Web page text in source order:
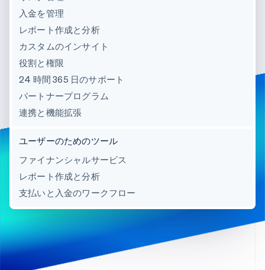
入金を管理
レポート作成と分析
カスタムのインサイト
役割と権限
24 時間 365 日のサポート
パートナープログラム
連携と機能拡張
ユーザーのためのツール
ファイナンシャルサービス
レポート作成と分析
支払いと入金のワークフロー